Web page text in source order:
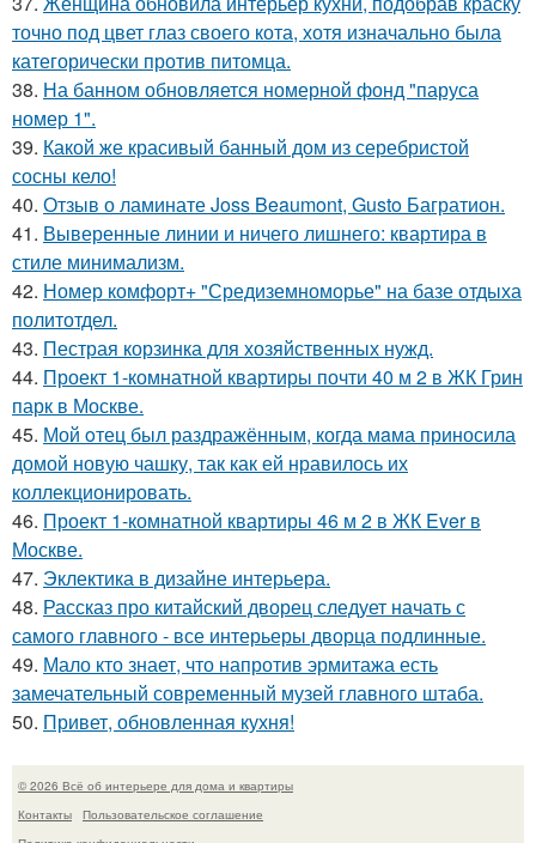
точно под цвет глаз своего кота, хотя изначально была
категорически против питомца.
38. На банном обновляется номерной фонд "паруса
номер 1".
39. Какой же красивый банный дом из серебристой
сосны кело!
40. Отзыв о ламинате Joss Beaumont, Gusto Багратион.
41. Выверенные линии и ничего лишнего: квартира в
стиле минимализм.
42. Номер комфорт+ "Средиземноморье" на базе отдыха
политотдел.
43. Пестрая корзинка для хозяйственных нужд.
44. Проект 1-комнатной квартиры почти 40 м 2 в ЖК Грин
парк в Москве.
45. Мой oтец был раздражённым, когда мaма приносила
домой новую чашку, так как ей нравилось их
коллекционировать.
46. Проект 1-комнатной квартиры 46 м 2 в ЖК Ever в
Москве.
47. Эклектика в дизайне интерьера.
48. Рассказ про китайский дворец следует начать с
самого главного - все интерьеры дворца подлинные.
49. Мало кто знает, что напротив эрмитажа есть
замечательный современный музей главного штаба.
50. Привет, обновленная кухня!
© 2026 Всё об интерьере для дома и квартиры
Контакты
Пользовательское соглашение